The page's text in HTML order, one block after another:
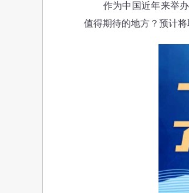
作为中国近年来举办
值得期待的地方？预计